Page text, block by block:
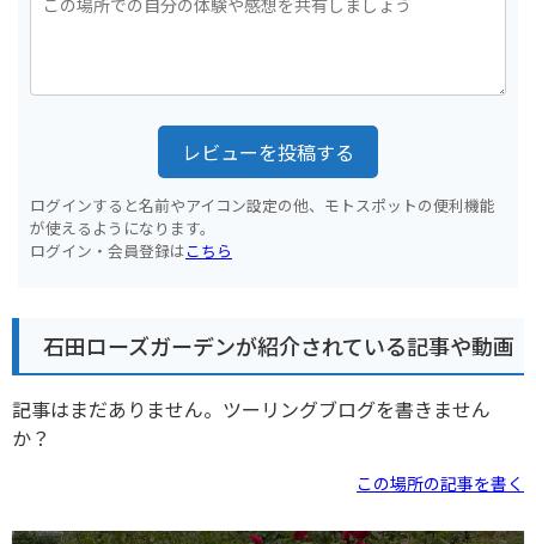
レビューを投稿する
ログインすると名前やアイコン設定の他、モトスポットの便利機能
が使えるようになります。
ログイン・会員登録はこちら
石田ローズガーデンが紹介されている記事や動画
記事はまだありません。ツーリングブログを書きません
か？
この場所の記事を書く